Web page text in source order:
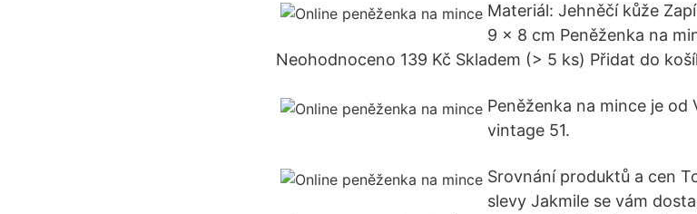
Materiál: Jehněčí kůže
9 x 8 cm Peněženka na
Neohodnoceno 139 Kč Skladem (> 5 ks) Přidat do
Peněženka na mince je
vintage 51.
Srovnání produktů a cen
slevy Jakmile se vám